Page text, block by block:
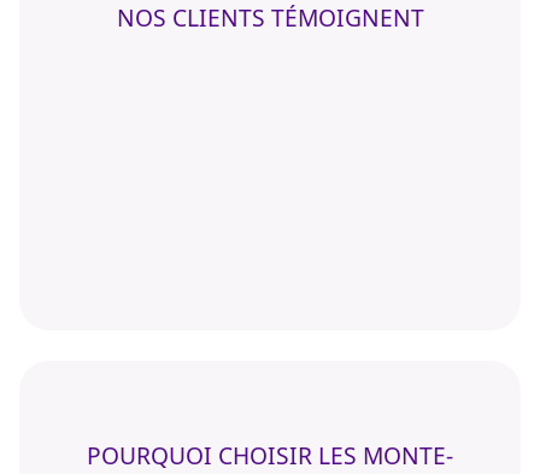
NOS CLIENTS TÉMOIGNENT
POURQUOI CHOISIR LES MONTE-